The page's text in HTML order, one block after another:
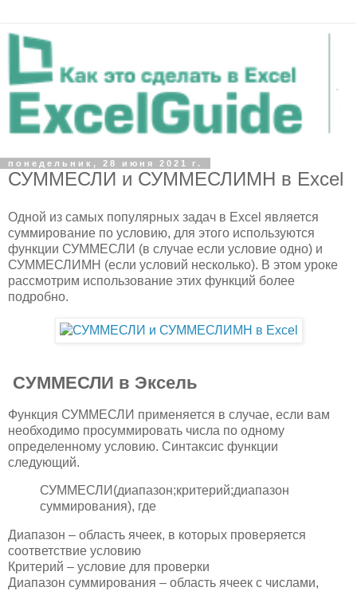
понедельник, 28 июня 2021 г.
СУММЕСЛИ и СУММЕСЛИМН в Excel
Одной из самых популярных задач в Excel является
суммирование по условию, для этого используются
функции СУММЕСЛИ (в случае если условие одно) и
СУММЕСЛИМН (если условий несколько). В этом уроке
рассмотрим использование этих функций более
подробно.
СУММЕСЛИ в Эксель
Функция СУММЕСЛИ применяется в случае, если вам
необходимо просуммировать числа по одному
определенному условию. Синтаксис функции
следующий.
СУММЕСЛИ(диапазон;критерий;диапазон
суммирования), где
Диапазон – область ячеек, в которых проверяется
соответствие условию
Критерий – условие для проверки
Диапазон суммирования – область ячеек с числами,